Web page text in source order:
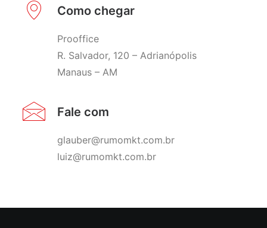
Como chegar
Prooffice
R. Salvador, 120 – Adrianópolis
Manaus – AM
Fale com
glauber@rumomkt.com.br
luiz@rumomkt.com.br